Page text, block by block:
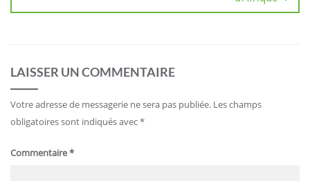
LAISSER UN COMMENTAIRE
Votre adresse de messagerie ne sera pas publiée. Les champs
obligatoires sont indiqués avec*
Commentaire*